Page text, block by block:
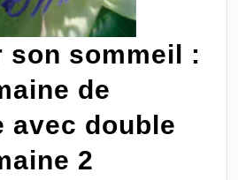
son sommeil :
de
avec double
2